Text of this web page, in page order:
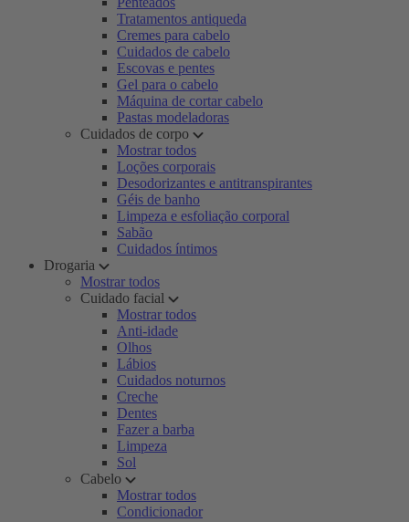
Tratamentos antiqueda
Cremes para cabelo
Cuidados de cabelo
Escovas e pentes
Gel para o cabelo
Máquina de cortar cabelo
Pastas modeladoras
Cuidados de corpo
Mostrar todos
Loções corporais
Desodorizantes e antitranspirantes
Géis de banho
Limpeza e esfoliação corporal
Sabão
Cuidados íntimos
Drogaria
Mostrar todos
Cuidado facial
Mostrar todos
Anti-idade
Olhos
Lábios
Cuidados noturnos
Creche
Dentes
Fazer a barba
Limpeza
Sol
Cabelo
Mostrar todos
Condicionador